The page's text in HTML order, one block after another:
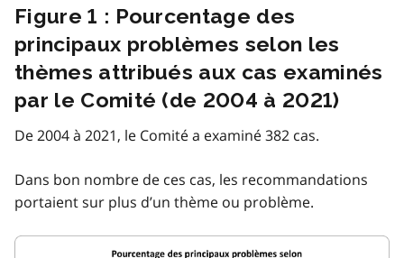
Figure 1 : Pourcentage des
principaux problèmes selon les
thèmes attribués aux cas examinés
par le Comité (de 2004 à 2021)
De 2004 à 2021, le Comité a examiné 382 cas.
Dans bon nombre de ces cas, les recommandations
portaient sur plus d’un thème ou problème.
Image